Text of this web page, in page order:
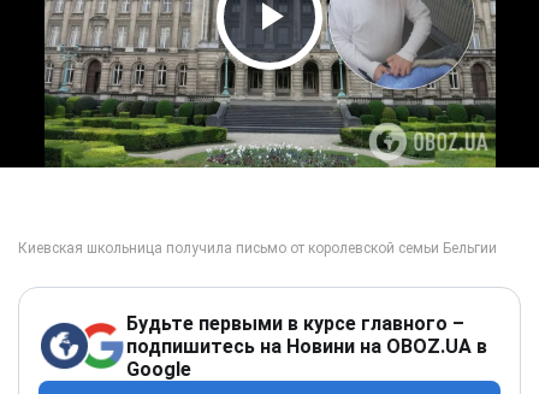
Play Video
Будьте первыми в курсе главного –
подпишитесь на Новини на OBOZ.UA в
Google